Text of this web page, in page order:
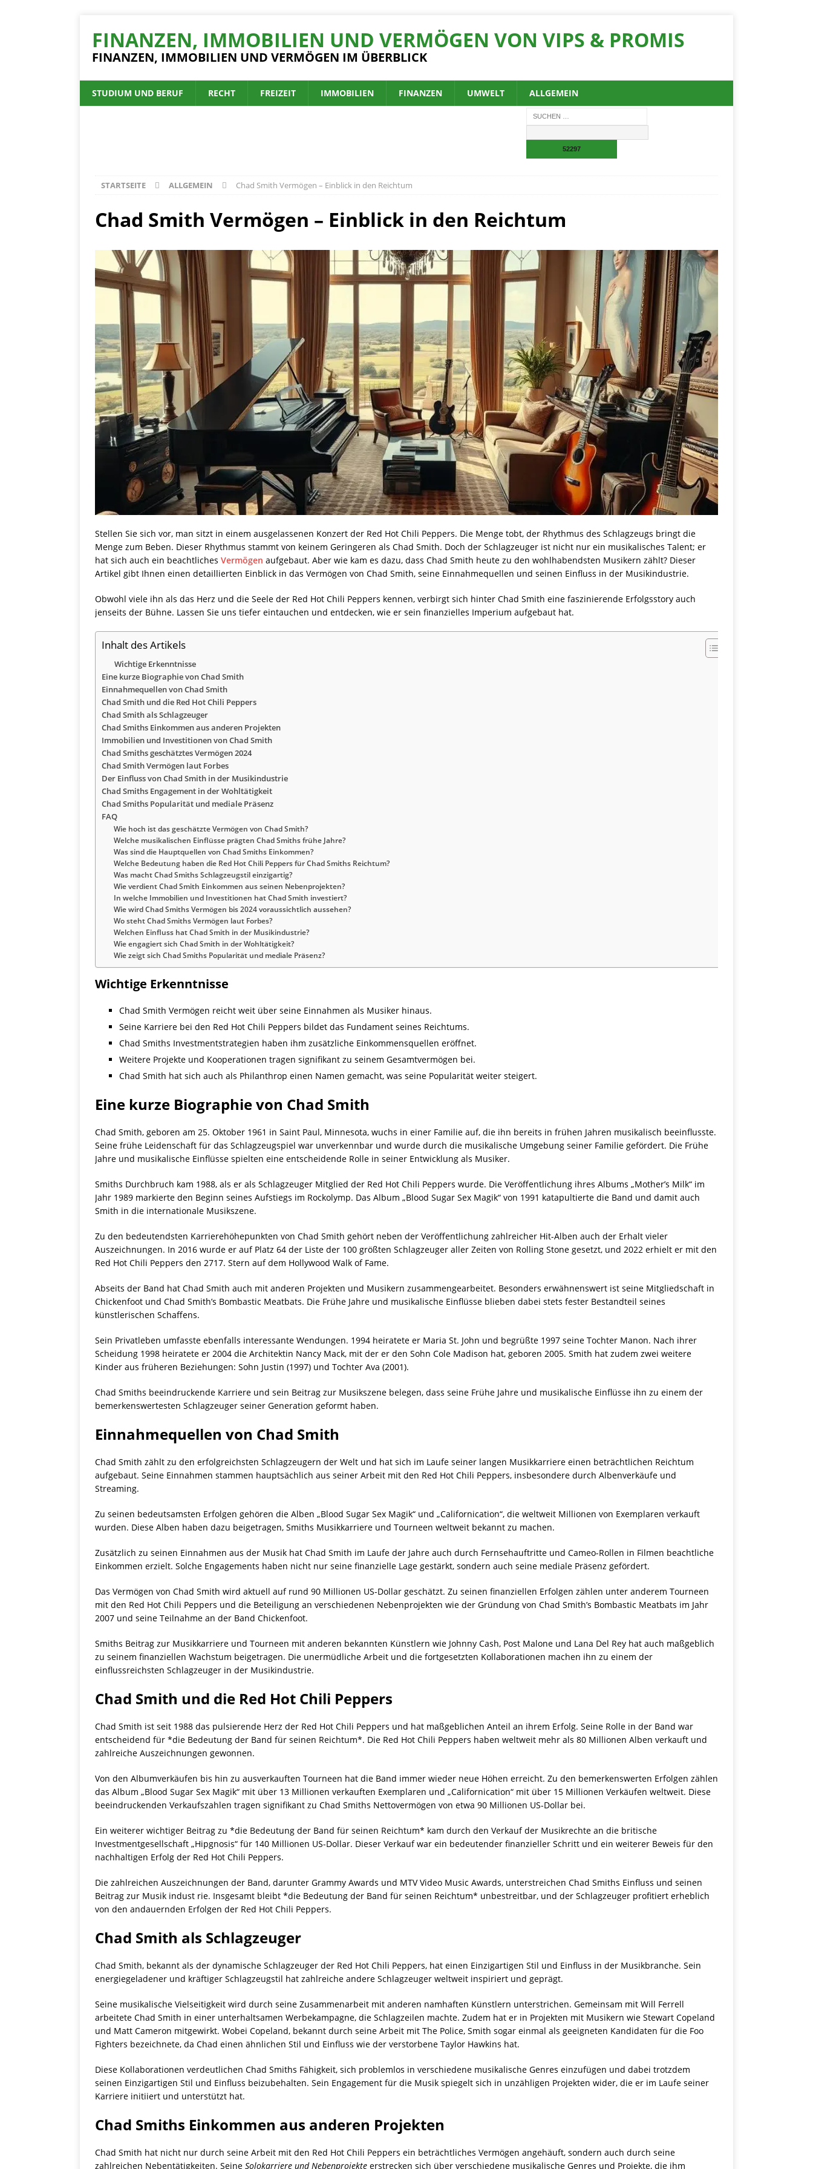
FINANZEN, IMMOBILIEN UND VERMÖGEN VON VIPS & PROMIS
FINANZEN, IMMOBILIEN UND VERMÖGEN IM ÜBERBLICK
STUDIUM UND BERUF RECHT FREIZEIT IMMOBILIEN FINANZEN UMWELT ALLGEMEIN
STARTSEITE ALLGEMEIN Chad Smith Vermögen – Einblick in den Reichtum
Chad Smith Vermögen – Einblick in den Reichtum
Stellen Sie sich vor, man sitzt in einem ausgelassenen Konzert der Red Hot Chili Peppers. Die Menge tobt, der Rhythmus des Schlagzeugs bringt die
Menge zum Beben. Dieser Rhythmus stammt von keinem Geringeren als Chad Smith. Doch der Schlagzeuger ist nicht nur ein musikalisches Talent; er
hat sich auch ein beachtliches Vermögen aufgebaut. Aber wie kam es dazu, dass Chad Smith heute zu den wohlhabendsten Musikern zählt? Dieser
Artikel gibt Ihnen einen detaillierten Einblick in das Vermögen von Chad Smith, seine Einnahmequellen und seinen Einfluss in der Musikindustrie.
Obwohl viele ihn als das Herz und die Seele der Red Hot Chili Peppers kennen, verbirgt sich hinter Chad Smith eine faszinierende Erfolgsstory auch
jenseits der Bühne. Lassen Sie uns tiefer eintauchen und entdecken, wie er sein finanzielles Imperium aufgebaut hat.
Inhalt des Artikels
Wichtige Erkenntnisse
Eine kurze Biographie von Chad Smith
Einnahmequellen von Chad Smith
Chad Smith und die Red Hot Chili Peppers
Chad Smith als Schlagzeuger
Chad Smiths Einkommen aus anderen Projekten
Immobilien und Investitionen von Chad Smith
Chad Smiths geschätztes Vermögen 2024
Chad Smith Vermögen laut Forbes
Der Einfluss von Chad Smith in der Musikindustrie
Chad Smiths Engagement in der Wohltätigkeit
Chad Smiths Popularität und mediale Präsenz
FAQ
Wie hoch ist das geschätzte Vermögen von Chad Smith?
Welche musikalischen Einflüsse prägten Chad Smiths frühe Jahre?
Was sind die Hauptquellen von Chad Smiths Einkommen?
Welche Bedeutung haben die Red Hot Chili Peppers für Chad Smiths Reichtum?
Was macht Chad Smiths Schlagzeugstil einzigartig?
Wie verdient Chad Smith Einkommen aus seinen Nebenprojekten?
In welche Immobilien und Investitionen hat Chad Smith investiert?
Wie wird Chad Smiths Vermögen bis 2024 voraussichtlich aussehen?
Wo steht Chad Smiths Vermögen laut Forbes?
Welchen Einfluss hat Chad Smith in der Musikindustrie?
Wie engagiert sich Chad Smith in der Wohltätigkeit?
Wie zeigt sich Chad Smiths Popularität und mediale Präsenz?
Wichtige Erkenntnisse
Chad Smith Vermögen reicht weit über seine Einnahmen als Musiker hinaus.
Seine Karriere bei den Red Hot Chili Peppers bildet das Fundament seines Reichtums.
Chad Smiths Investmentstrategien haben ihm zusätzliche Einkommensquellen eröffnet.
Weitere Projekte und Kooperationen tragen signifikant zu seinem Gesamtvermögen bei.
Chad Smith hat sich auch als Philanthrop einen Namen gemacht, was seine Popularität weiter steigert.
Eine kurze Biographie von Chad Smith
Chad Smith, geboren am 25. Oktober 1961 in Saint Paul, Minnesota, wuchs in einer Familie auf, die ihn bereits in frühen Jahren musikalisch beeinflusste.
Seine frühe Leidenschaft für das Schlagzeugspiel war unverkennbar und wurde durch die musikalische Umgebung seiner Familie gefördert. Die Frühe
Jahre und musikalische Einflüsse spielten eine entscheidende Rolle in seiner Entwicklung als Musiker.
Smiths Durchbruch kam 1988, als er als Schlagzeuger Mitglied der Red Hot Chili Peppers wurde. Die Veröffentlichung ihres Albums „Mother’s Milk“ im
Jahr 1989 markierte den Beginn seines Aufstiegs im Rockolymp. Das Album „Blood Sugar Sex Magik“ von 1991 katapultierte die Band und damit auch
Smith in die internationale Musikszene.
Zu den bedeutendsten Karrierehöhepunkten von Chad Smith gehört neben der Veröffentlichung zahlreicher Hit-Alben auch der Erhalt vieler
Auszeichnungen. In 2016 wurde er auf Platz 64 der Liste der 100 größten Schlagzeuger aller Zeiten von Rolling Stone gesetzt, und 2022 erhielt er mit den
Red Hot Chili Peppers den 2717. Stern auf dem Hollywood Walk of Fame.
Abseits der Band hat Chad Smith auch mit anderen Projekten und Musikern zusammengearbeitet. Besonders erwähnenswert ist seine Mitgliedschaft in
Chickenfoot und Chad Smith’s Bombastic Meatbats. Die Frühe Jahre und musikalische Einflüsse blieben dabei stets fester Bestandteil seines
künstlerischen Schaffens.
Sein Privatleben umfasste ebenfalls interessante Wendungen. 1994 heiratete er Maria St. John und begrüßte 1997 seine Tochter Manon. Nach ihrer
Scheidung 1998 heiratete er 2004 die Architektin Nancy Mack, mit der er den Sohn Cole Madison hat, geboren 2005. Smith hat zudem zwei weitere
Kinder aus früheren Beziehungen: Sohn Justin (1997) und Tochter Ava (2001).
Chad Smiths beeindruckende Karriere und sein Beitrag zur Musikszene belegen, dass seine Frühe Jahre und musikalische Einflüsse ihn zu einem der
bemerkenswertesten Schlagzeuger seiner Generation geformt haben.
Einnahmequellen von Chad Smith
Chad Smith zählt zu den erfolgreichsten Schlagzeugern der Welt und hat sich im Laufe seiner langen Musikkarriere einen beträchtlichen Reichtum
aufgebaut. Seine Einnahmen stammen hauptsächlich aus seiner Arbeit mit den Red Hot Chili Peppers, insbesondere durch Albenverkäufe und
Streaming.
Zu seinen bedeutsamsten Erfolgen gehören die Alben „Blood Sugar Sex Magik“ und „Californication“, die weltweit Millionen von Exemplaren verkauft
wurden. Diese Alben haben dazu beigetragen, Smiths Musikkarriere und Tourneen weltweit bekannt zu machen.
Zusätzlich zu seinen Einnahmen aus der Musik hat Chad Smith im Laufe der Jahre auch durch Fernsehauftritte und Cameo-Rollen in Filmen beachtliche
Einkommen erzielt. Solche Engagements haben nicht nur seine finanzielle Lage gestärkt, sondern auch seine mediale Präsenz gefördert.
Das Vermögen von Chad Smith wird aktuell auf rund 90 Millionen US-Dollar geschätzt. Zu seinen finanziellen Erfolgen zählen unter anderem Tourneen
mit den Red Hot Chili Peppers und die Beteiligung an verschiedenen Nebenprojekten wie der Gründung von Chad Smith’s Bombastic Meatbats im Jahr
2007 und seine Teilnahme an der Band Chickenfoot.
Smiths Beitrag zur Musikkarriere und Tourneen mit anderen bekannten Künstlern wie Johnny Cash, Post Malone und Lana Del Rey hat auch maßgeblich
zu seinem finanziellen Wachstum beigetragen. Die unermüdliche Arbeit und die fortgesetzten Kollaborationen machen ihn zu einem der
einflussreichsten Schlagzeuger in der Musikindustrie.
Chad Smith und die Red Hot Chili Peppers
Chad Smith ist seit 1988 das pulsierende Herz der Red Hot Chili Peppers und hat maßgeblichen Anteil an ihrem Erfolg. Seine Rolle in der Band war
entscheidend für *die Bedeutung der Band für seinen Reichtum*. Die Red Hot Chili Peppers haben weltweit mehr als 80 Millionen Alben verkauft und
zahlreiche Auszeichnungen gewonnen.
Von den Albumverkäufen bis hin zu ausverkauften Tourneen hat die Band immer wieder neue Höhen erreicht. Zu den bemerkenswerten Erfolgen zählen
das Album „Blood Sugar Sex Magik“ mit über 13 Millionen verkauften Exemplaren und „Californication“ mit über 15 Millionen Verkäufen weltweit. Diese
beeindruckenden Verkaufszahlen tragen signifikant zu Chad Smiths Nettovermögen von etwa 90 Millionen US-Dollar bei.
Ein weiterer wichtiger Beitrag zu *die Bedeutung der Band für seinen Reichtum* kam durch den Verkauf der Musikrechte an die britische
Investmentgesellschaft „Hipgnosis“ für 140 Millionen US-Dollar. Dieser Verkauf war ein bedeutender finanzieller Schritt und ein weiterer Beweis für den
nachhaltigen Erfolg der Red Hot Chili Peppers.
Die zahlreichen Auszeichnungen der Band, darunter Grammy Awards und MTV Video Music Awards, unterstreichen Chad Smiths Einfluss und seinen
Beitrag zur Musik indust rie. Insgesamt bleibt *die Bedeutung der Band für seinen Reichtum* unbestreitbar, und der Schlagzeuger profitiert erheblich
von den andauernden Erfolgen der Red Hot Chili Peppers.
Chad Smith als Schlagzeuger
Chad Smith, bekannt als der dynamische Schlagzeuger der Red Hot Chili Peppers, hat einen Einzigartigen Stil und Einfluss in der Musikbranche. Sein
energiegeladener und kräftiger Schlagzeugstil hat zahlreiche andere Schlagzeuger weltweit inspiriert und geprägt.
Seine musikalische Vielseitigkeit wird durch seine Zusammenarbeit mit anderen namhaften Künstlern unterstrichen. Gemeinsam mit Will Ferrell
arbeitete Chad Smith in einer unterhaltsamen Werbekampagne, die Schlagzeilen machte. Zudem hat er in Projekten mit Musikern wie Stewart Copeland
und Matt Cameron mitgewirkt. Wobei Copeland, bekannt durch seine Arbeit mit The Police, Smith sogar einmal als geeigneten Kandidaten für die Foo
Fighters bezeichnete, da Chad einen ähnlichen Stil und Einfluss wie der verstorbene Taylor Hawkins hat.
Diese Kollaborationen verdeutlichen Chad Smiths Fähigkeit, sich problemlos in verschiedene musikalische Genres einzufügen und dabei trotzdem
seinen Einzigartigen Stil und Einfluss beizubehalten. Sein Engagement für die Musik spiegelt sich in unzähligen Projekten wider, die er im Laufe seiner
Karriere initiiert und unterstützt hat.
Chad Smiths Einkommen aus anderen Projekten
Chad Smith hat nicht nur durch seine Arbeit mit den Red Hot Chili Peppers ein beträchtliches Vermögen angehäuft, sondern auch durch seine
zahlreichen Nebentätigkeiten. Seine Solokarriere und Nebenprojekte erstrecken sich über verschiedene musikalische Genres und Projekte, die ihm